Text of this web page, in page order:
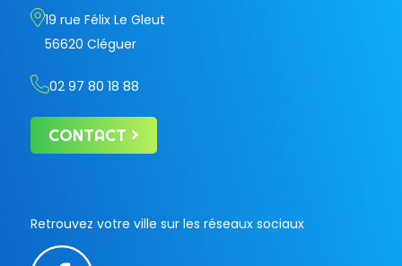
19 rue Félix Le Gleut
56620 Cléguer
02 97 80 18 88
CONTACT
Retrouvez votre ville sur les réseaux sociaux